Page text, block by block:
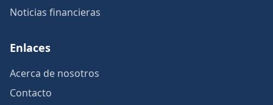
Noticias financieras
Enlaces
Acerca de nosotros
Contacto